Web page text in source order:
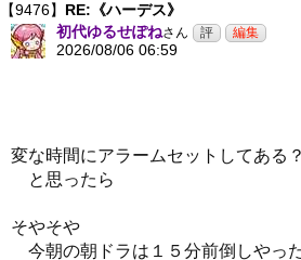
【9476】 RE:《ハーデス》
初代ゆるせぽねさん
2026/08/06 06:59
変な時間にアラームセットしてある？
と思ったら
そやそや
今朝の朝ドラは１５分前倒しやっ